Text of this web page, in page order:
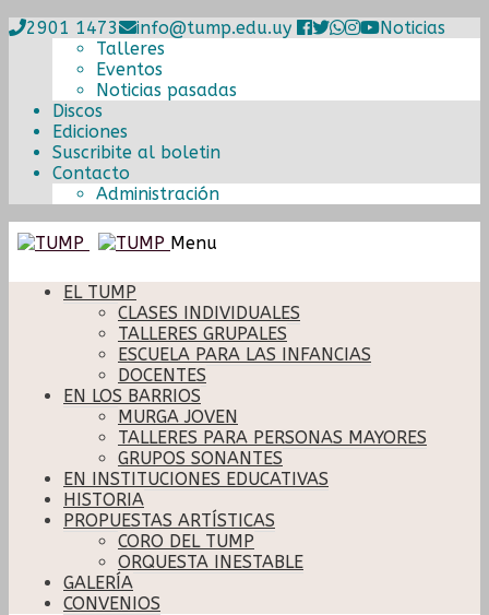
2901 1473 info@tump.edu.uy
Noticias
Talleres
Eventos
Noticias pasadas
Discos
Ediciones
Suscribite al boletin
Contacto
Administración
Ir
la
navegación
Ir
contenido
Menu
EL TUMP
CLASES INDIVIDUALES
TALLERES GRUPALES
ESCUELA PARA LAS INFANCIAS
DOCENTES
EN LOS BARRIOS
MURGA JOVEN
TALLERES PARA PERSONAS MAYORES
GRUPOS SONANTES
EN INSTITUCIONES EDUCATIVAS
HISTORIA
PROPUESTAS ARTÍSTICAS
CORO DEL TUMP
ORQUESTA INESTABLE
GALERÍA
CONVENIOS